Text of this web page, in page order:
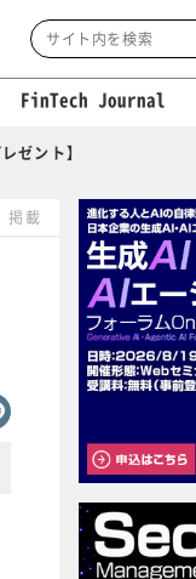
FinTech Journal
ゼント】
載